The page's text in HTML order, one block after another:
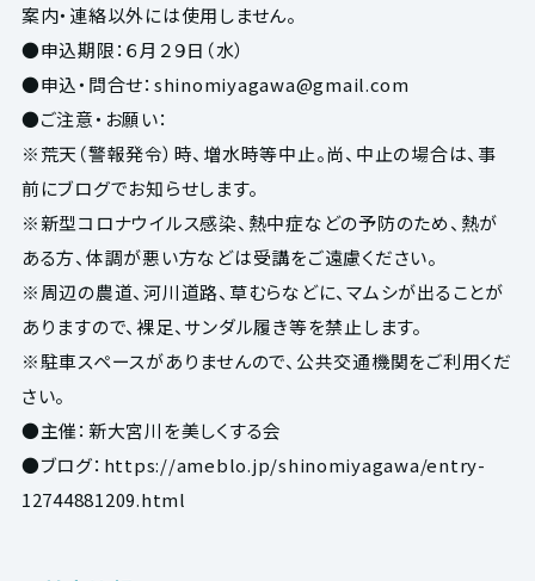
案内・連絡以外には使用しません。
●申込期限：６月２９日（水）
●申込・問合せ： shinomiyagawa@gmail.com
●ご注意・お願い：
※荒天（警報発令）時、増水時等中止。尚、中止の場合は、事
前にブログでお知らせします。
※新型コロナウイルス感染、熱中症などの予防のため、熱が
ある方、体調が悪い方などは受講をご遠慮ください。
※周辺の農道、河川道路、草むらなどに、マムシが出ることが
ありますので、裸足、サンダル履き等を禁止します。
※駐車スペースがありませんので、公共交通機関をご利用くだ
さい。
●主催：新大宮川を美しくする会
●ブログ：https://ameblo.jp/shinomiyagawa/entry-
12744881209.html